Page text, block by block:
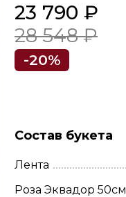
23 790 ₽
28 548 ₽
-20%
Состав букета
Лента
Роза Эквадор 50см